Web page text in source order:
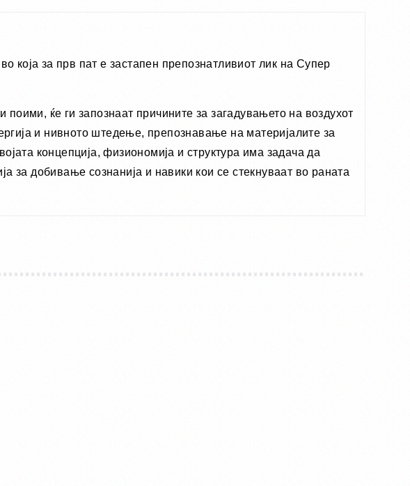
која за прв пат е застапен препознатливиот лик на Супер
ќе ги запoзнаат причините за загадувањето на воздухот
и нивното штедење, препознавање на материјалите за
концепција, физиономија и структура има задача да
за добивање сознанија и навики кои се стекнуваат во раната